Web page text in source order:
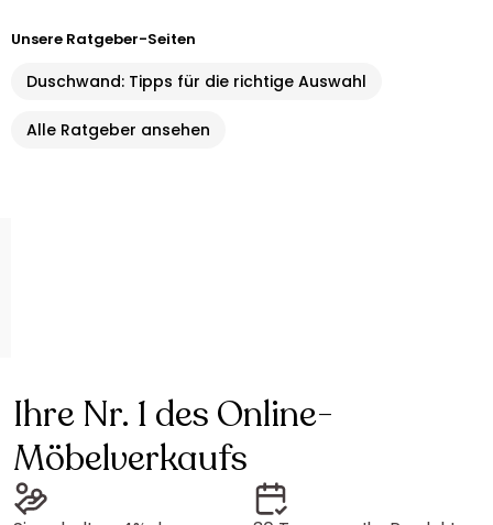
Unsere Ratgeber-Seiten
Duschwand: Tipps für die richtige Auswahl
Alle Ratgeber ansehen
Ihre Nr. 1 des Online-
Möbelverkaufs